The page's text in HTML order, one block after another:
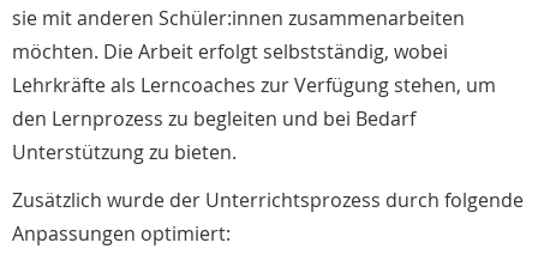
sie mit anderen Schüler:innen zusammenarbeiten
möchten. Die Arbeit erfolgt selbstständig, wobei
Lehrkräfte als Lerncoaches zur Verfügung stehen, um
den Lernprozess zu begleiten und bei Bedarf
Unterstützung zu bieten.
Zusätzlich wurde der Unterrichtsprozess durch folgende
Anpassungen optimiert: